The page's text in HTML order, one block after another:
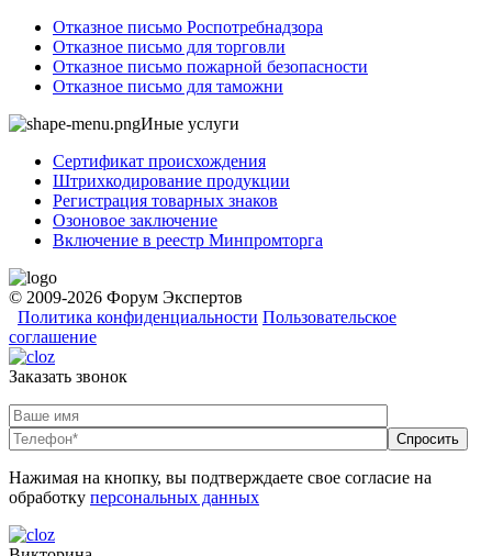
Отказное письмо Роспотребнадзора
Отказное письмо для торговли
Отказное письмо пожарной безопасности
Отказное письмо для таможни
Иные услуги
Сертификат происхождения
Штрихкодирование продукции
Регистрация товарных знаков
Озоновое заключение
Включение в реестр Минпромторга
© 2009-2026 Форум Экспертов
Политика конфиденциальности Пользовательское
соглашение
Заказать звонок
Нажимая на кнопку, вы подтверждаете свое согласие на
обработку персональных данных